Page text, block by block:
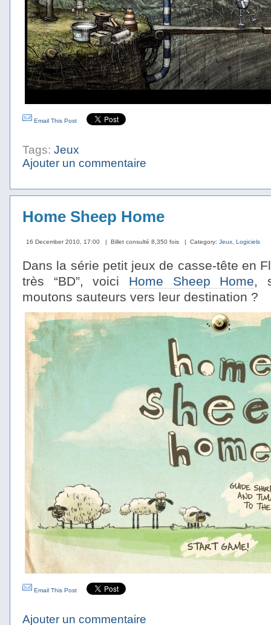
Email This Post
Tags: Jeux
Ajouter un commentaire
Home Sheep Home
16 December 2010, 17:00 | Billet consulté 8,350 fois | Category: Jeux Logiciels
Dans la série petit jeux de casse-tête en
très “BD”, voici Home Sheep Home,
moutons sauteurs vers leur destination ?
Email This Post
Ajouter un commentaire